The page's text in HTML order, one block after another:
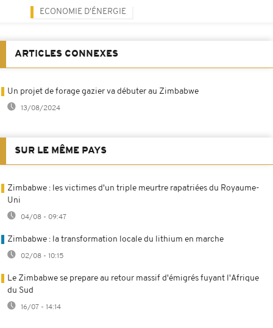
ECONOMIE D'ÉNERGIE
ARTICLES CONNEXES
Un projet de forage gazier va débuter au Zimbabwe
13/08/2024
SUR LE MÊME PAYS
Zimbabwe : les victimes d'un triple meurtre rapatriées du Royaume-
Uni
04/08 - 09:47
Zimbabwe : la transformation locale du lithium en marche
02/08 - 10:15
Le Zimbabwe se prepare au retour massif d'émigrés fuyant l'Afrique
du Sud
16/07 - 14:14